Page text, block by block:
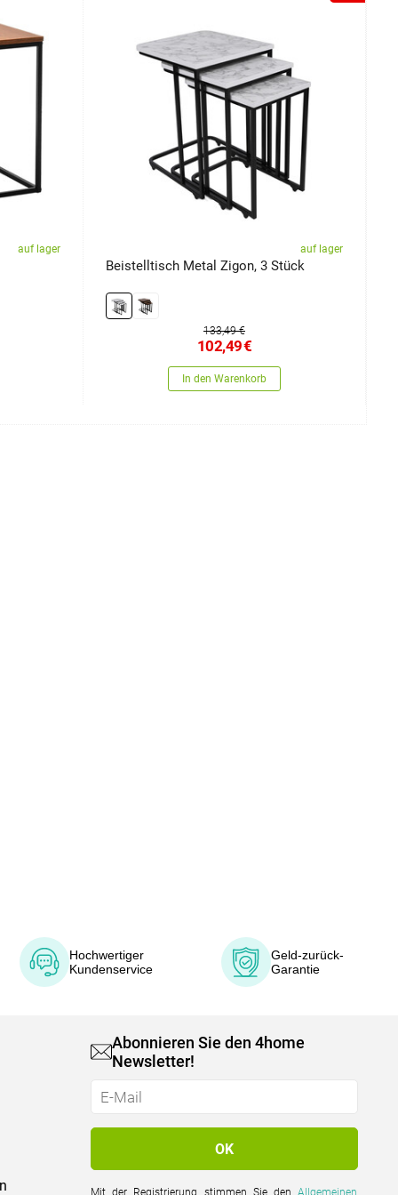
auf lager auf lager
Beistelltisch Metal Zigon, 3 Stück
133,49 €
102,49€
In den Warenkorb
Hochwertiger
Kundenservice
Geld-zurück-
Garantie
Abonnieren Sie den 4home
Newsletter!
Mit der Registrierung stimmen Sie denAllgemeinen